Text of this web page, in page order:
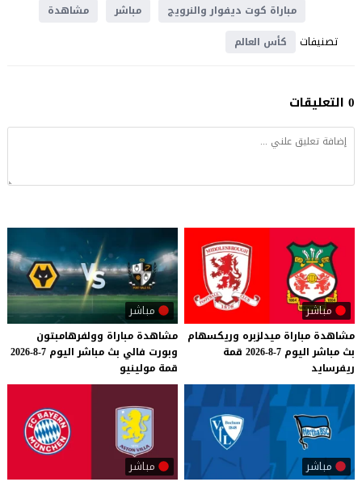
مباراة كوت ديفوار والنرويج
مباشر مشاهدة
تصنيفات كأس العالم
0 التعليقات
مباشر
مشاهدة مباراة ميدلزبره وريكسهام
بث مباشر اليوم 7-8-2026
قمة
ريفرسايد
مباشر
مشاهدة مباراة وولفرهامبتون
وبورت فالي بث مباشر اليوم 7-8-2026
قمة مولينيو
مباشر مباشر